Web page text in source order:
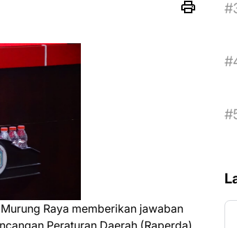
Raya memberikan jawaban
Peraturan Daerah (Raperda)